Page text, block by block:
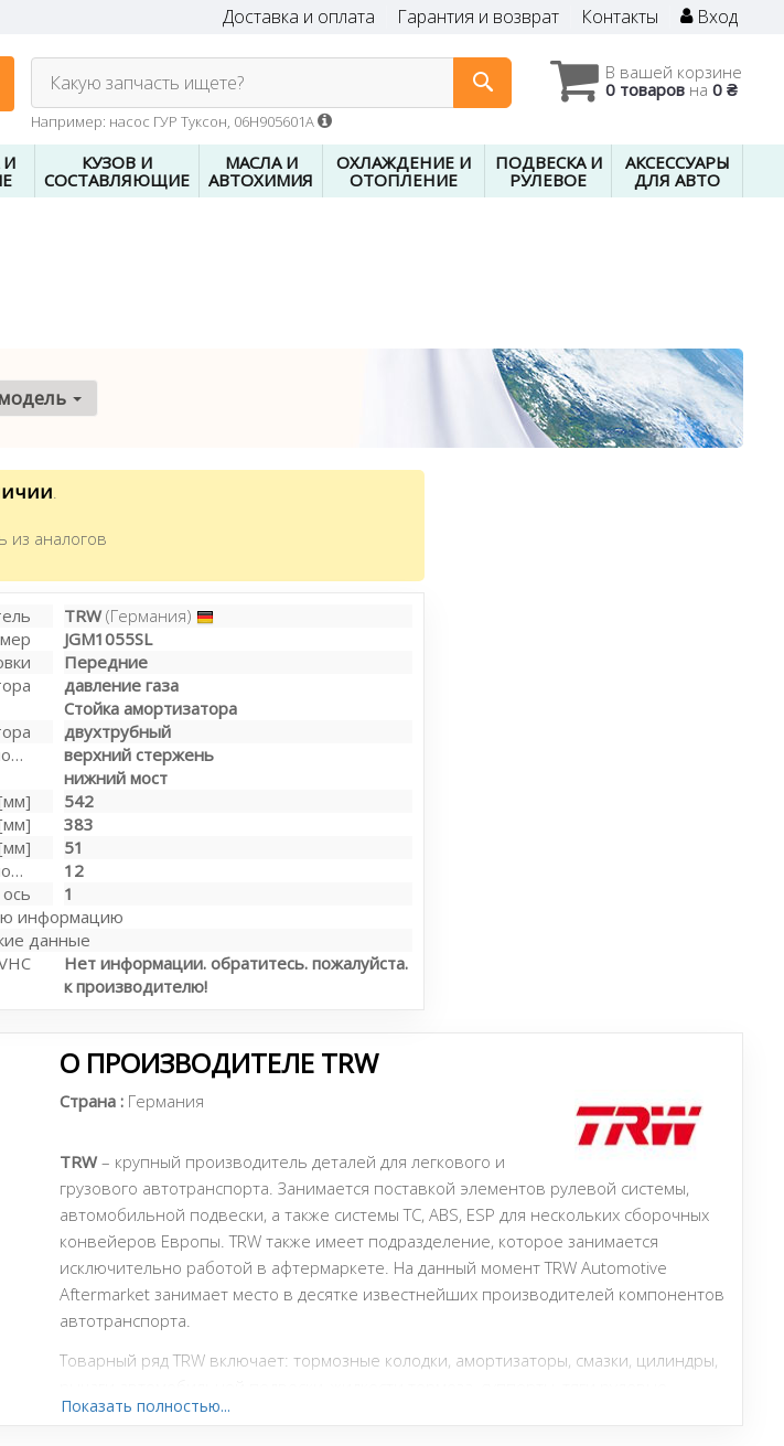
Доставка и оплата Гарантия и возврат Контакты Вход
В вашей корзине
0 товаров на 0 ₴
Какую запчасть ищете?
Например: насос ГУР Туксон, 06H905601A
И
КУЗОВ И
СОСТАВЛЯЮЩИЕ
МАСЛА И
АВТОХИМИЯ
ОХЛАЖДЕНИЕ И
ОТОПЛЕНИЕ
ПОДВЕСКА И
РУЛЕВОЕ
АКСЕССУАРЫ
ДЛЯ АВТО
.
из аналогов
TRW(Германия)
JGM1055SL
Передние
давление газа
Стойка амортизатора
двухтрубный
Способ крепления амортизатора
верхний стержень
нижний мост
542
383
51
Диаметр вертикальной трубки [мм]
12
1
информацию
данные
Нет информации. обратитесь. пожалуйста.
к производителю!
О ПРОИЗВОДИТЕЛЕ TRW
Страна : Германия
TRW– крупный производитель деталей для легкового и
грузового автотранспорта. Занимается поставкой элементов рулевой системы,
автомобильной подвески, а также системы TC, ABS, ESP для нескольких сборочных
конвейеров Европы. TRW также имеет подразделение, которое занимается
исключительно работой в афтермаркете. На данный момент TRW Automotive
Aftermarket занимает место в десятке известнейших производителей компонентов
автотранспорта.
Товарный ряд TRW включает: тормозные колодки, амортизаторы, смазки, цилиндры,
расходники, тросы, насосы гидроусилителей. Автолюбители отмечают среднее
Показать полностью...